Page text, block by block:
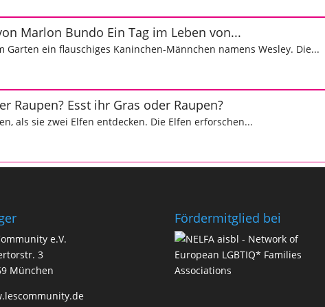
Ein Tag im Leben von...
ein flauschiges Kaninchen-Männchen namens Wesley. Die...
Esst ihr Gras oder Raupen?
als sie zwei Elfen entdecken. Die Elfen erforschen...
e.V.
3
München
Förder­­mit­glied bei